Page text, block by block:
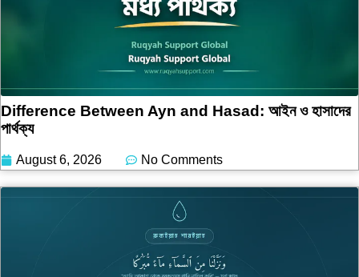
Difference Between Ayn and Hasad: আইন ও হাসাদের
পার্থক্য
August 6, 2026 No Comments